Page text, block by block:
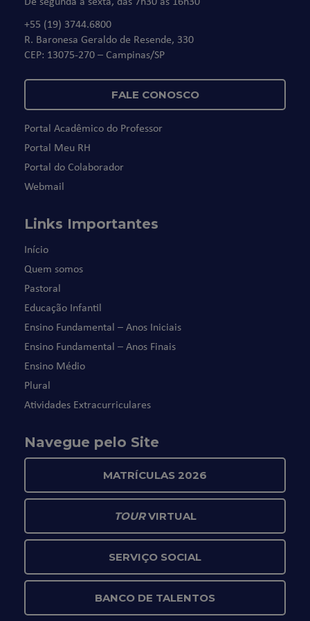
+55 (19) 3744.6800
R. Baronesa Geraldo de Resende, 330
CEP: 13075-270 – Campinas/SP
FALE CONOSCO
Portal Acadêmico do Professor
Portal Meu RH
Portal do Colaborador
Webmail
Links Importantes
Início
Quem somos
Pastoral
Educação Infantil
Ensino Fundamental – Anos Iniciais
Ensino Fundamental – Anos Finais
Ensino Médio
Plural
Atividades Extracurriculares
Navegue pelo Site
MATRÍCULAS 2026
TOURVIRTUAL
SERVIÇO SOCIAL
BANCO DE TALENTOS